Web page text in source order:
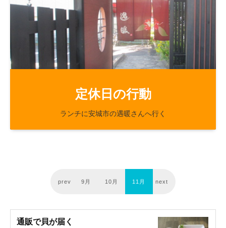
定休日の行動
ランチに安城市の遇暖さんへ行く
prev 9月 10月 11月 next
通販で貝が届く